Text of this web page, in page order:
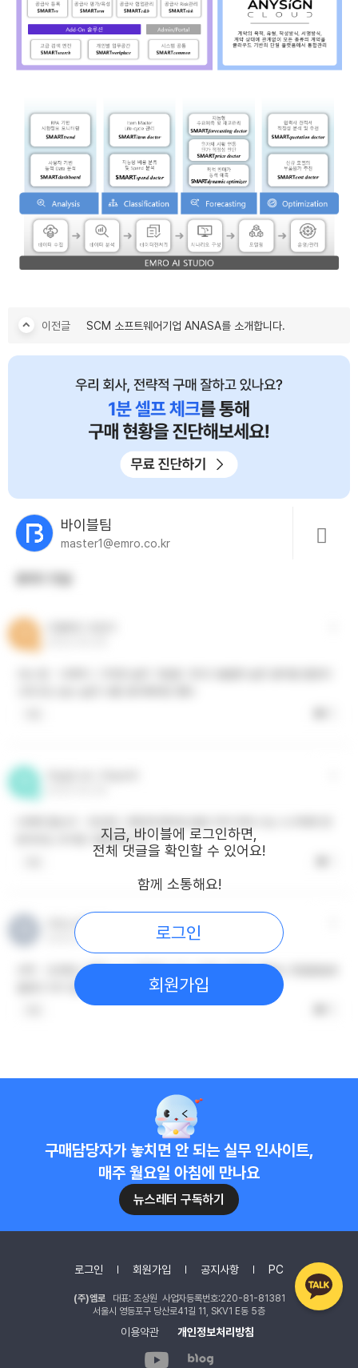
이전글 SCM 소프트웨어기업 ANASA를 소개합니다.
바이블팀
master1@emro.co.kr
A
번이라도 뜨거운 사람이었느냐
자연스러운 AI
2023.05.22
사막 - 오르텅스 블루 / 그 사막에서 그는 너무도 외로워 때로는 뒷걸음질로
걸었다 자기 앞에 찍힌 발자국을 보려고
지금, 바이블에 로그인하면,
전체 댓글을 확인할 수 있어요!
함께 소통해요!
로그인
회원가입
현업 구매담당자의 인사이트가 매주 업데이트 돼요.
5천여명의 구매담당자와 함께 소통할 수 있어요.
환율,원자재 등 글로벌 데이터를 한눈에 확인할 수 있어요.
구매담당자가 놓치면 안 되는 실무 인사이트,
매주 월요일 아침에 만나요
뉴스레터 구독하기
로그인 회원가입 공지사항 PC
(주)엠로대표: 조상원 사업자등록번호:220-81-81381
서울시 영등포구 당산로41길 11, SKV1 E동 5층
이용약관 개인정보처리방침